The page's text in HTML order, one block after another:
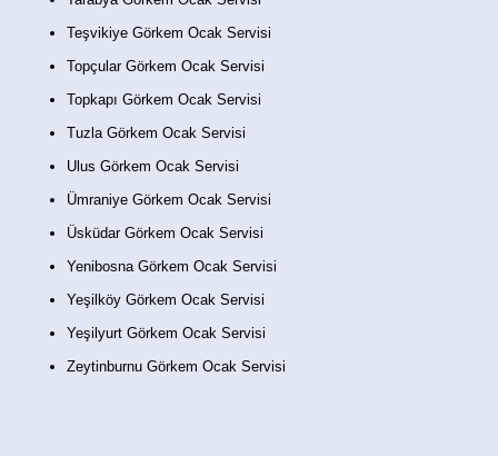
Teşvikiye Görkem Ocak Servisi
Topçular Görkem Ocak Servisi
Topkapı Görkem Ocak Servisi
Tuzla Görkem Ocak Servisi
Ulus Görkem Ocak Servisi
Ümraniye Görkem Ocak Servisi
Üsküdar Görkem Ocak Servisi
Yenibosna Görkem Ocak Servisi
Yeşilköy Görkem Ocak Servisi
Yeşilyurt Görkem Ocak Servisi
Zeytinburnu Görkem Ocak Servisi